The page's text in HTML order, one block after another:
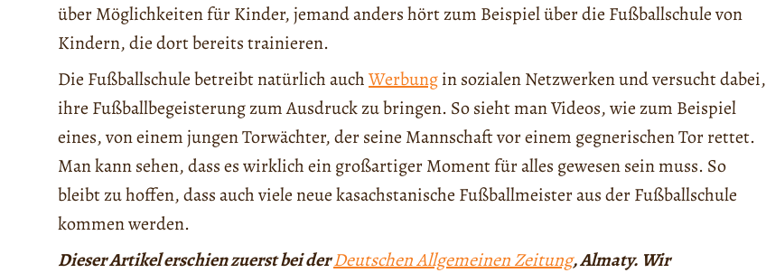
über Möglichkeiten für Kinder, jemand anders hört zum Beispiel über die Fußballschule von
Kindern, die dort bereits trainieren.
Die Fußballschule betreibt natürlich auchWerbungin sozialen Netzwerken und versucht dabei,
ihre Fußballbegeisterung zum Ausdruck zu bringen. So sieht man Videos, wie zum Beispiel
eines, von einem jungen Torwächter, der seine Mannschaft vor einem gegnerischen Tor rettet.
Man kann sehen, dass es wirklich ein großartiger Moment für alles gewesen sein muss. So
bleibt zu hoffen, dass auch viele neue kasachstanische Fußballmeister aus der Fußballschule
kommen werden.
Dieser Artikel erschien zuerst bei derDeutschen Allgemeinen Zeitung, Almaty. Wir